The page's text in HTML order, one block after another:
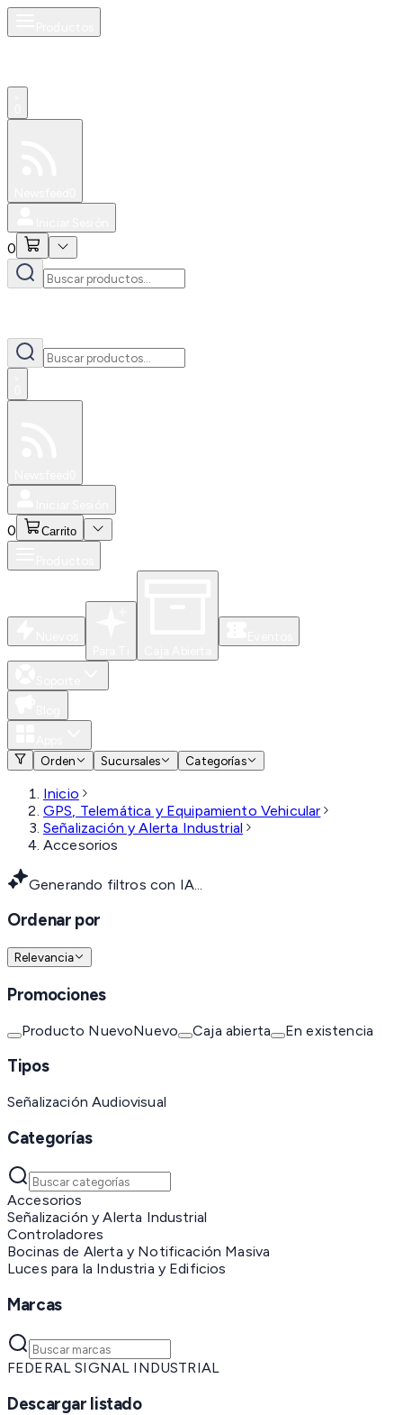
0
0 Carrito
Orden
Sucursales Categorías
Inicio
GPS, Telemática y Equipamiento Vehicular
Señalización y Alerta Industrial
Accesorios
Generando filtros con IA...
Ordenar por
Relevancia
Promociones
Producto NuevoNuevo Caja abierta En existencia
Tipos
Señalización Audiovisual
Categorías
Accesorios
Señalización y Alerta Industrial
Controladores
Bocinas de Alerta y Notificación Masiva
Luces para la Industria y Edificios
Marcas
FEDERAL SIGNAL INDUSTRIAL
Descargar listado